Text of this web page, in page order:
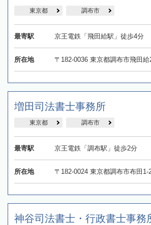
東京都 調布市
最寄駅 京王電鉄「飛田給駅」徒歩4分
所在地 〒182-0036 東京都調布市飛田給
増田司法書士事務所
東京都 調布市
最寄駅 京王電鉄「調布駅」徒歩2分
所在地 〒182-0024 東京都調布市布田1-
神谷司法書士・行政書士事務